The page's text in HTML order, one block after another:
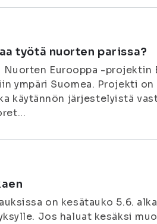
työtä nuorten parissa?
Eurooppa -projektin
ympäri Suomea. Projekti on
käytännön järjestelyistä
on kesätauko 5.6.
Jos haluat kesäksi